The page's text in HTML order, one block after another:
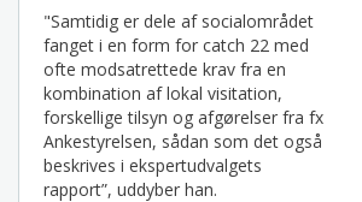
"Samtidig er dele af socialområdet
fanget i en form for catch 22 med
ofte modsatrettede krav fra en
kombination af lokal visitation,
forskellige tilsyn og afgørelser fra fx
Ankestyrelsen, sådan som det også
beskrives i ekspertudvalgets
rapport”, uddyber han.